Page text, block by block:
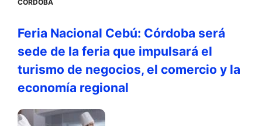
CÓRDOBA
Feria Nacional Cebú: Córdoba será
sede de la feria que impulsará el
turismo de negocios, el comercio y la
economía regional